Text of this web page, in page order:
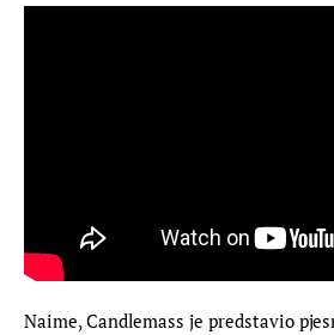
Naime, Candlemass je predstavio